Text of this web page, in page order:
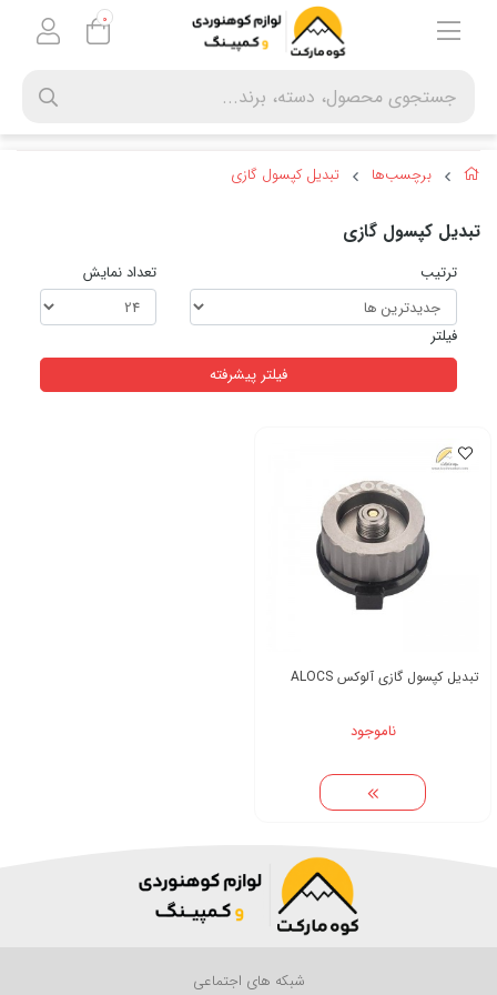
برچسب‌ها تبدیل کپسول گازی
تبدیل کپسول گازی
ترتیب تعداد نمایش
فیلتر
فیلتر پیشرفته
تبدیل کپسول گازی آلوکس ALOCS
ناموجود
شبکه های اجتماعی
0